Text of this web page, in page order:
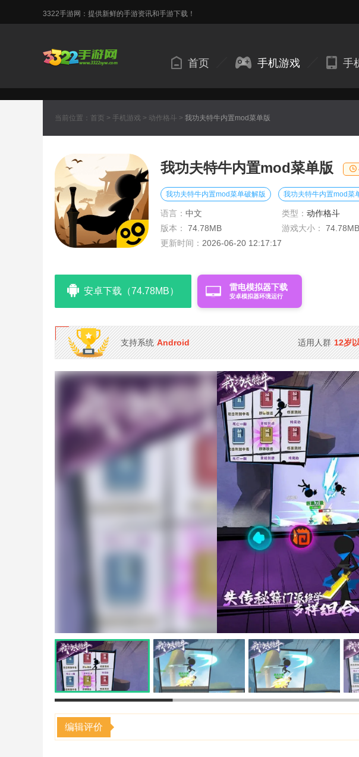
3322手游网：提供新鲜的手游资讯和手游下载！
首页 手机游戏 手
当前位置： 首页 > 手机游戏 > 动作格斗 > 我功夫特牛内置mod菜单版
我功夫特牛内置mod菜单版
我功夫特牛内置mod菜单破解版 我功夫特牛内置mod菜
语言： 中文 类型： 动作格斗
版本：
74.78MB 游戏大小：
74.78MB
更新时间： 2026-06-20 12:17:17
安卓下载（74.78MB） 雷电模拟器下载
安卓模拟器环境运行
支持系统 Android 适用人群 12岁
编辑评价